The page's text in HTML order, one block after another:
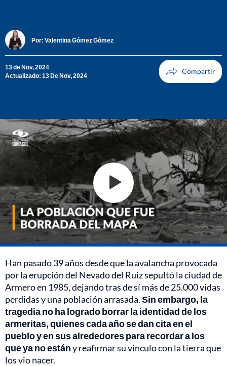
Por: Valentina Gómez Gómez
13 de Nov, 2024
Actualizado: 13 De Nov, 2024
Han pasado 39 años desde que la avalancha provocada
por la erupción del Nevado del Ruiz sepultó la ciudad de
Armero en 1985, dejando tras de sí más de 25.000 vidas
perdidas y una población arrasada.Sin embargo, la
tragedia no ha logrado borrar la identidad de los
armeritas, quienes cada año se dan cita en el
pueblo y en sus alrededores para recordar a los
que ya no estány reafirmar su vínculo con la tierra que
los vio nacer.